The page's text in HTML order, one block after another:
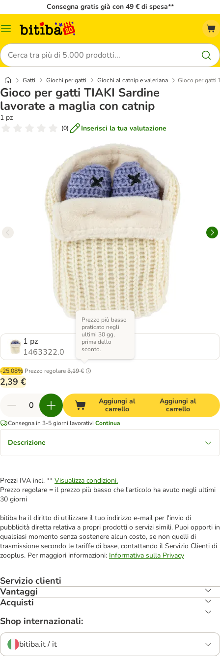
Consegna gratis già con 49 € di spesa**
Overview
Cerca
Gatti Giochi per gatti Giochi al catnip e valeriana Gioco per gatti
Gioco per gatti TIAKI Sardine
lavorate a maglia con catnip
1 pz
(0) Inserisci la tua valutazione
1 pz
1463322.0
-25.08% Prezzo regolare3,19 €
Prezzo più basso
praticato negli
ultimi 30 gg,
prima dello
sconto.
2,39 €
Aggiungi al
carrello
Aggiungi al
carrello
Consegna in 3-5 giorni lavorativi Continua
Descrizione
Prezzi IVA incl. ** Visualizza condizioni.
Prezzo regolare = il prezzo più basso che l'articolo ha avuto negli ultimi
30 giorni
bitiba ha il diritto di utilizzare il tuo indirizzo e-mail per l'invio di
pubblicità diretta relativa a propri prodotti o servizi simili. Puoi opporti in
qualsiasi momento senza sostenere alcun costo, se non quelli di
trasmissione secondo le tariffe di base, contattando il Servizio Clienti di
zooplus. Per maggiori informazioni: Informativa sulla Privacy
Servizio clienti
Vantaggi
Acquisti
Shop internazionali:
bitiba.it / it